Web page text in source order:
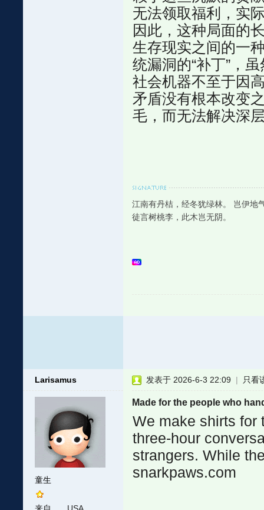
无法领取福利，实
因此，这种局面的
生存现实之间的一
统漏洞的“补丁”，
社会机器不至于因
矛盾没有根本改变
毛，而无法解决深
江南有丹桔，经冬犹绿林。 岂伊地
徒言树桃李，此木岂无阴。
Larisamus
童生
发表于 2026-6-3 22:09 | 只看
Made for the people who
We make shirts for
three-hour
strangers. While
snarkpaws.com